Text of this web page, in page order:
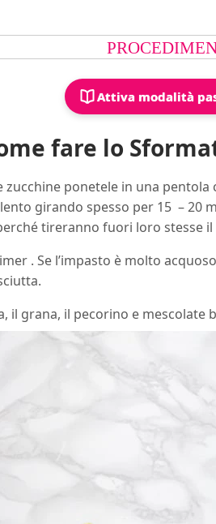
Attiva modalità
fare lo
ponetele in una pentola
girando spesso per 15 – 20
tireranno fuori loro stesse
. Se l’impasto è molto
il grana, il pecorino e mescolate